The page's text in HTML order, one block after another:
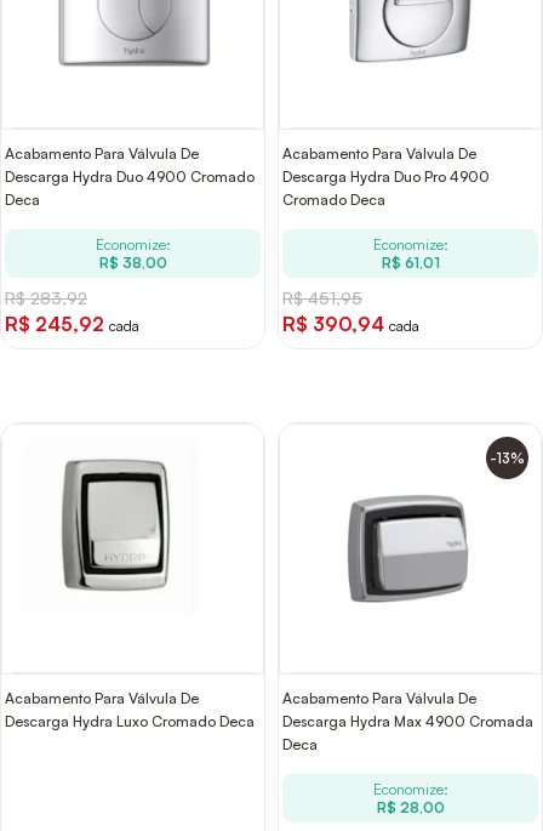
Acabamento Para Válvula De
Descarga Hydra Duo 4900 Cromado
Deca
Economize:
R$ 38,00
R$ 283,92
R$ 245,92 cada
Acabamento Para Válvula De
Descarga Hydra Duo Pro 4900
Cromado Deca
Economize:
R$ 61,01
R$ 451,95
R$ 390,94 cada
Acabamento Para Válvula De
Descarga Hydra Luxo Cromado Deca
-13%
Acabamento Para Válvula De
Descarga Hydra Max 4900 Cromada
Deca
Economize:
R$ 28,00